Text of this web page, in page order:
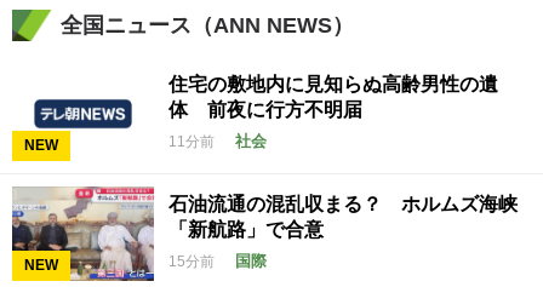
全国ニュース（ANN NEWS）
NEW
住宅の敷地内に見知らぬ高齢男性の遺
体 前夜に行方不明届
11分前 社会
NEW
石油流通の混乱収まる？ ホルムズ海峡
「新航路」で合意
15分前 国際